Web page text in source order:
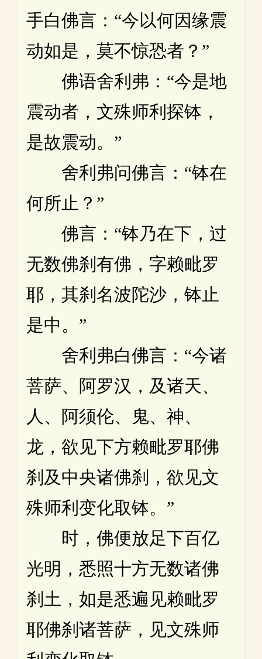
手白佛言：“今以何因缘震
动如是，莫不惊恐者？”
佛语舍利弗：“今是地
震动者，文殊师利探钵，
是故震动。”
舍利弗问佛言：“钵在
何所止？”
佛言：“钵乃在下，过
无数佛刹有佛，字赖毗罗
耶，其刹名波陀沙，钵止
是中。”
舍利弗白佛言：“今诸
菩萨、阿罗汉，及诸天、
人、阿须伦、鬼、神、
龙，欲见下方赖毗罗耶佛
刹及中央诸佛刹，欲见文
殊师利变化取钵。”
时，佛便放足下百亿
光明，悉照十方无数诸佛
刹土，如是悉遍见赖毗罗
耶佛刹诸菩萨，见文殊师